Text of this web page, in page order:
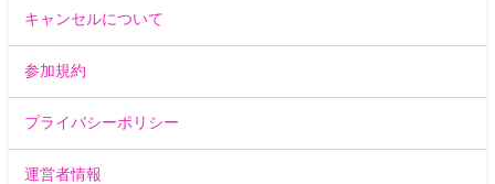
キャンセルについて
参加規約
プライバシーポリシー
運営者情報